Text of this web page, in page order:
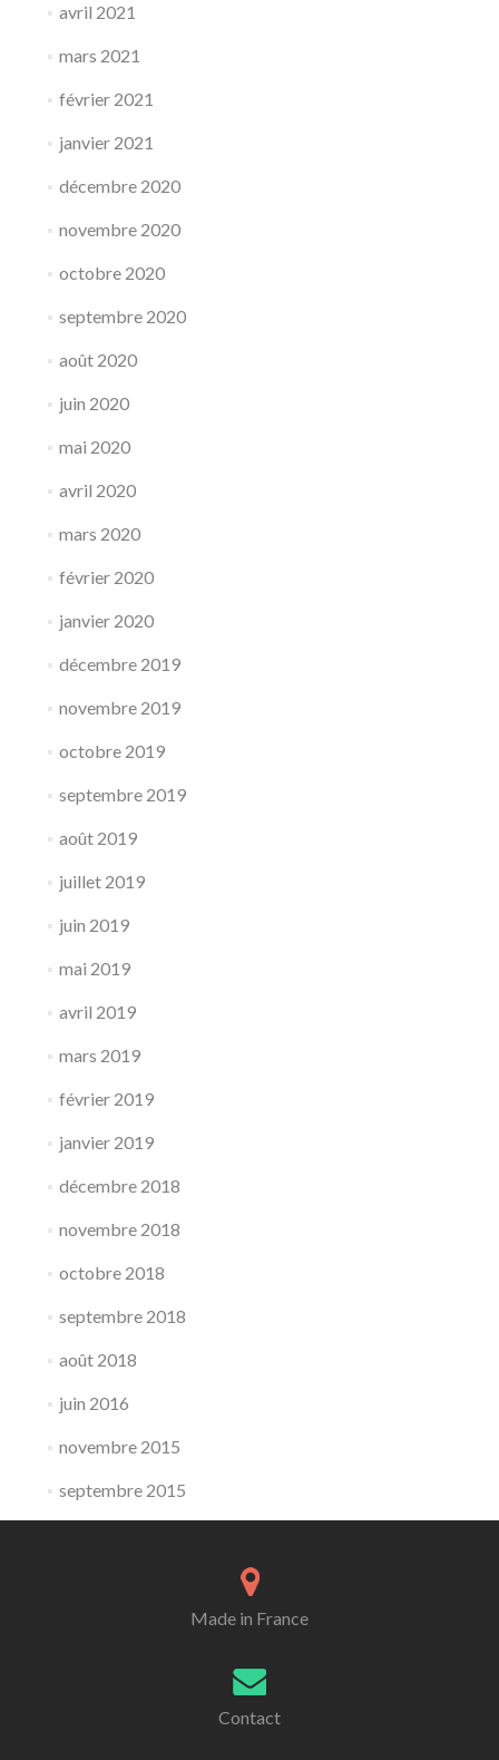
avril 2021
mars 2021
février 2021
janvier 2021
décembre 2020
novembre 2020
octobre 2020
septembre 2020
août 2020
juin 2020
mai 2020
avril 2020
mars 2020
février 2020
janvier 2020
décembre 2019
novembre 2019
octobre 2019
septembre 2019
août 2019
juillet 2019
juin 2019
mai 2019
avril 2019
mars 2019
février 2019
janvier 2019
décembre 2018
novembre 2018
octobre 2018
septembre 2018
août 2018
juin 2016
novembre 2015
septembre 2015
Made in France
Contact